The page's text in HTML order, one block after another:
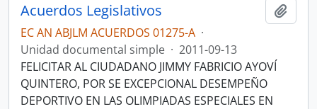
Acuerdos Legislativos
EC AN ABJLM ACUERDOS 01275-A ·
Unidad documental simple · 2011-09-13
FELICITAR AL CIUDADANO JIMMY FABRICIO AYOVÍ
QUINTERO, POR SE EXCEPCIONAL DESEMPEÑO
DEPORTIVO EN LAS OLIMPIADAS ESPECIALES EN